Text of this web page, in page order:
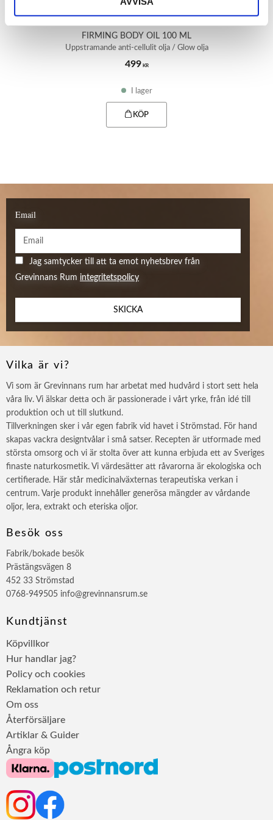
FIRMING BODY OIL 100 ML
Uppstramande anti-cellulit olja / Glow olja
499 KR
I lager
Email
Jag samtycker till att ta emot nyhetsbrev från
Grevinnans Rum integritetspolicy
SKICKA
Vilka är vi?
Vi som är Grevinnans rum har arbetat med hudvård i stort sett hela
våra liv. Vi älskar detta och är passionerade i vårt yrke, från idé till
produktion och ut till slutkund.
Tillverkningen sker i vår egen fabrik vid havet i Strömstad. För hand
skapas vackra designtvålar i små satser. Recepten är utformade med
största omsorg och vi är stolta över att kunna erbjuda ett av Sveriges
finaste naturkosmetik. Vi värdesätter att råvarorna är ekologiska och
certifierade. Här står medicinalväxternas terapeutiska verkan i
centrum. Varje produkt innehåller generösa mängder av vårdande
oljor, lera, extrakt och eteriska oljor.
Besök oss
Fabrik/bokade besök
Prästängsvägen 8
452 33 Strömstad
0768-949505 info@grevinnansrum.se
Kundtjänst
Köpvillkor
Hur handlar jag?
Policy och cookies
Reklamation och retur
Om oss
Återförsäljare
Artiklar & Guider
Ångra köp